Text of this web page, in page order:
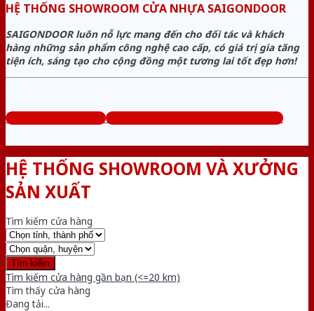
HỆ THỐNG SHOWROOM CỬA NHỰA SAIGONDOOR
SAIGONDOOR luôn nỗ lực mang đến cho đối tác và khách
hàng những sản phẩm công nghệ cao cấp, có giá trị gia tăng
tiện ích, sáng tạo cho cộng đồng một tương lai tốt đẹp hơn!
www.cuanhuago.com Tổng đài tư vấn miễn phí: 0824.400.400
HỆ THỐNG SHOWROOM VÀ XƯỞNG
SẢN XUẤT
Tìm kiếm cửa hàng
Tìm kiếm cửa hàng gần bạn (<=20 km)
Tìm thấy cửa hàng
Đang tải...